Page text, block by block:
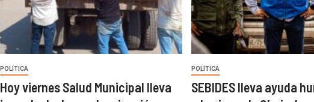
POLÍTICA
Hoy viernes Salud Municipal lleva
POLÍTICA
SEBIDES lleva ayuda